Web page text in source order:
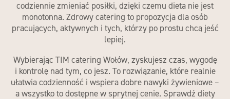
codziennie zmieniać posiłki, dzięki czemu dieta nie jest
monotonna. Zdrowy catering to propozycja dla osób
pracujących, aktywnych i tych, którzy po prostu chcą jeść
lepiej.
Wybierając TIM catering Wołów, zyskujesz czas, wygodę
i kontrolę nad tym, co jesz. To rozwiązanie, które realnie
ułatwia codzienność i wspiera dobre nawyki żywieniowe –
a wszystko to dostępne w sprytnej cenie. Sprawdź diety